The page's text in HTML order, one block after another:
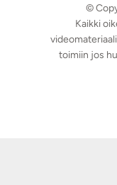
©
Kaikki
toimiin jos